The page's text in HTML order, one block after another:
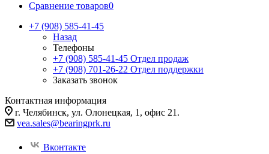
Сравнение товаров0
+7 (908) 585-41-45
Назад
Телефоны
+7 (908) 585-41-45 Отдел продаж
+7 (908) 701-26-22 Отдел поддержки
Заказать звонок
Контактная информация
г. Челябинск, ул. Олонецкая, 1, офис 21.
vea.sales@bearingprk.ru
Вконтакте